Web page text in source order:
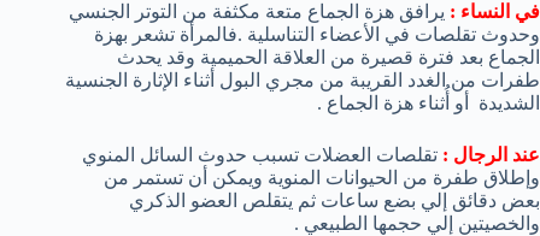
في النساء : يرافق هزة الجماع متعة مكثفة من التوتر الجنسي
وحدوث تقلصات في الأعضاء التناسلية .فالمرأة تشعر بهزة
الجماع بعد فترة قصيرة من العلاقة الحميمية وقد يحدث
طفرات من الغدد القريبة من مجري البول أثناء الإثارة الجنسية
الشديدة أو أُثناء هزة الجماع .
عند الرجال : تقلصات العضلات تسبب حدوث السائل المنوي
وإطلاق طفرة من الحيوانات المنوية ويمكن أن تستمر من
بعض دقائق إلي بضع ساعات ثم يتقلص العضو الذكري
والخصيتين إلي حجمها الطبيعي .